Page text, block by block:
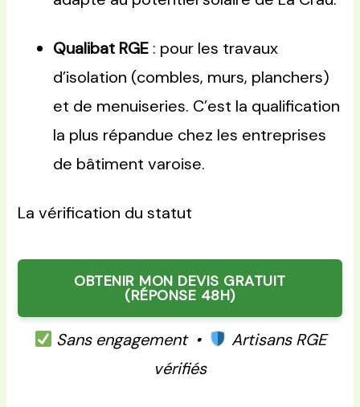
Qualibat RGE : pour les travaux
d’isolation (combles, murs, planchers)
et de menuiseries. C’est la qualification
la plus répandue chez les entreprises
de bâtiment varoise.
La vérification du statut
OBTENIR MON DEVIS GRATUIT
(RÉPONSE 48H)
Sans engagement •
Artisans RGE
vérifiés